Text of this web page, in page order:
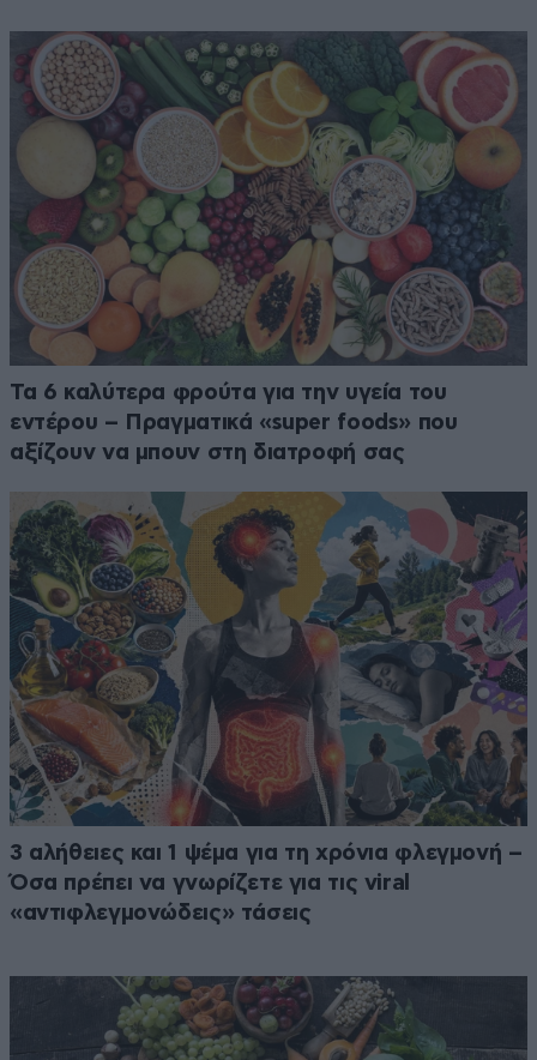
Τα 6 καλύτερα φρούτα για την υγεία του
εντέρου – Πραγματικά «super foods» που
αξίζουν να μπουν στη διατροφή σας
3 αλήθειες και 1 ψέμα για τη χρόνια φλεγμονή –
Όσα πρέπει να γνωρίζετε για τις viral
«αντιφλεγμονώδεις» τάσεις